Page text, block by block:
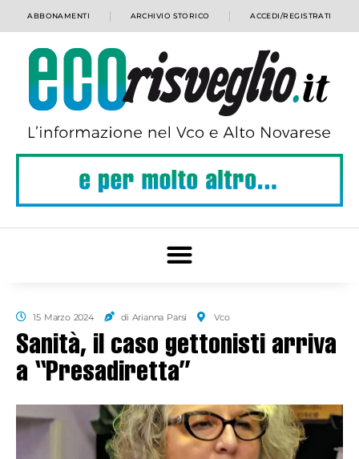
ABBONAMENTI ARCHIVIO STORICO ACCEDI/REGISTRATI
15 Marzo 2024 di Arianna Parsi Vco
Sanità, il caso gettonisti arriva
a “Presadiretta”